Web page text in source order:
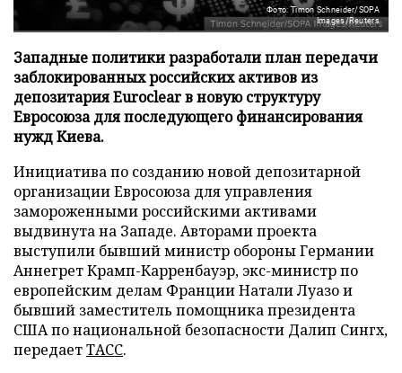
Фото: Timon Schneider/SOPA
Images/Reuters
Западные политики разработали план передачи
заблокированных российских активов из
депозитария Euroclear в новую структуру
Евросоюза для последующего финансирования
нужд Киева.
Инициатива по созданию новой депозитарной
организации Евросоюза для управления
замороженными российскими активами
выдвинута на Западе. Авторами проекта
выступили бывший министр обороны Германии
Аннегрет Крамп-Карренбауэр, экс-министр по
европейским делам Франции Натали Луазо и
бывший заместитель помощника президента
США по национальной безопасности Далип Сингх,
передаетТАСС.